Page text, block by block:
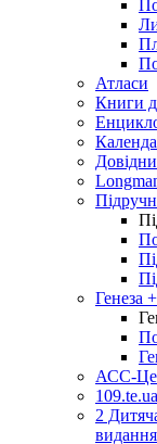
Атласи
Книги
Генеза
АСС-
109.te.ua
2